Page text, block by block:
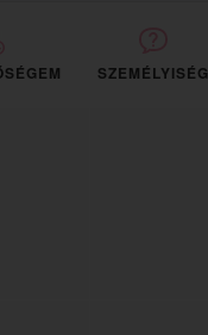
SZEMÉLYISÉG